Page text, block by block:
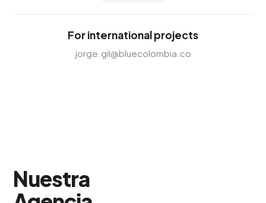
For international projects
jorge.gil@bluecolombia.co
Nuestra